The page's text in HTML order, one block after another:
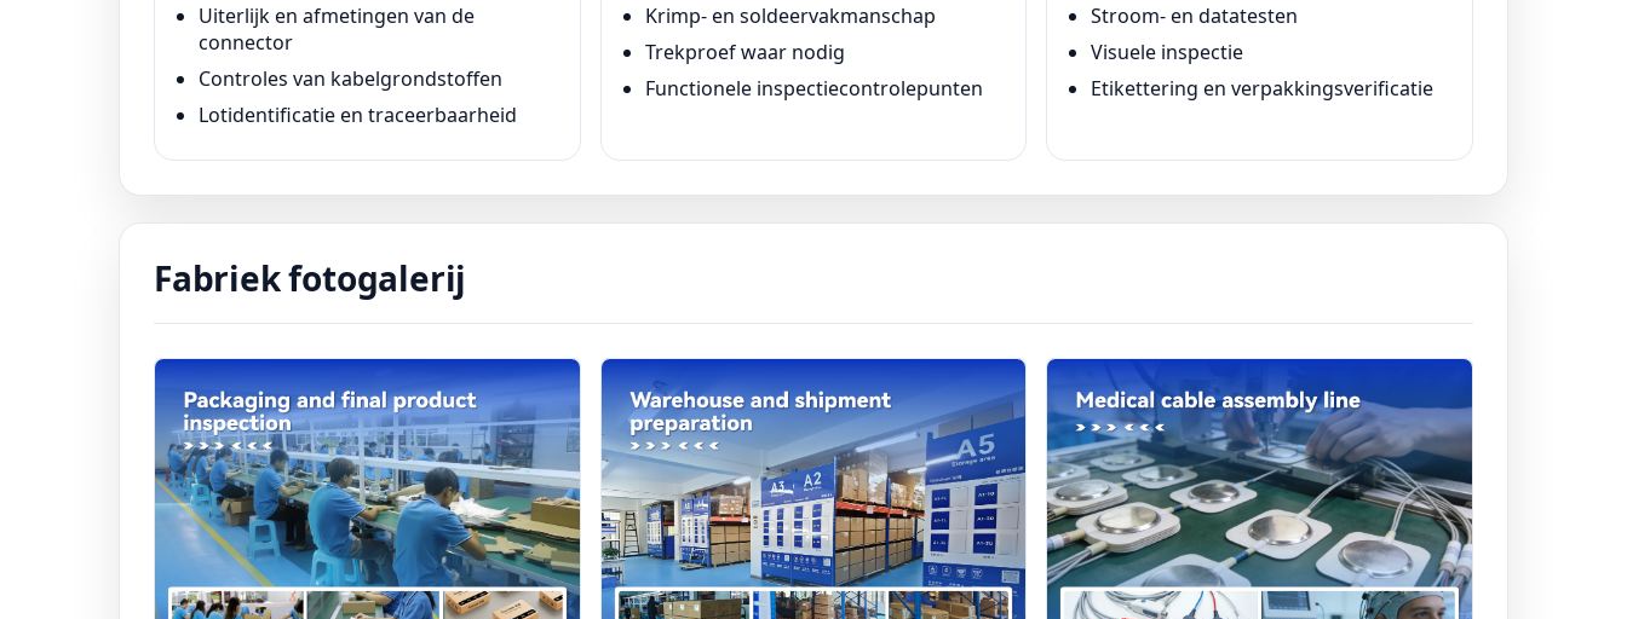
Uiterlijk en afmetingen van de
connector
Controles van kabelgrondstoffen
Lotidentificatie en traceerbaarheid
Krimp- en soldeervakmanschap
Trekproef waar nodig
Functionele inspectiecontrolepunten
Stroom- en datatesten
Visuele inspectie
Etikettering en verpakkingsverificatie
Fabriek fotogalerij